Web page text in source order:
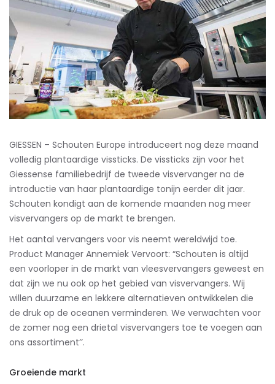
GIESSEN – Schouten Europe introduceert nog deze maand
volledig plantaardige vissticks. De vissticks zijn voor het
Giessense familiebedrijf de tweede visvervanger na de
introductie van haar plantaardige tonijn eerder dit jaar.
Schouten kondigt aan de komende maanden nog meer
visvervangers op de markt te brengen.
Het aantal vervangers voor vis neemt wereldwijd toe.
Product Manager Annemiek Vervoort: “Schouten is altijd
een voorloper in de markt van vleesvervangers geweest en
dat zijn we nu ook op het gebied van visvervangers. Wij
willen duurzame en lekkere alternatieven ontwikkelen die
de druk op de oceanen verminderen. We verwachten voor
de zomer nog een drietal visvervangers toe te voegen aan
ons assortiment’’.
Groeiende markt